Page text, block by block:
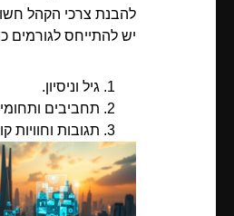
להבנת צרכי הקהל
יש להתייחס לגורמים
גיל וניסיון.
תחביבים ותחומי
תגובות וחוויות